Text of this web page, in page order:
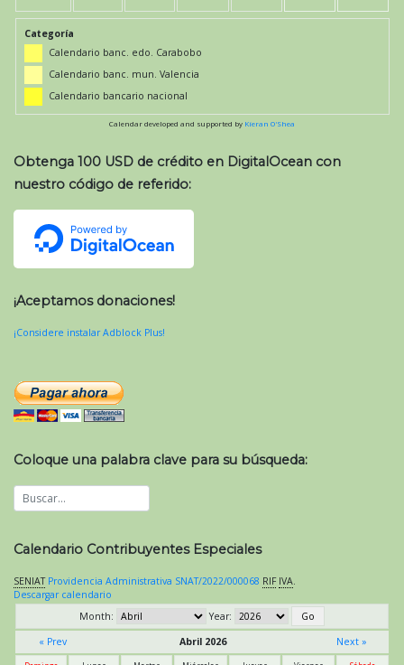
Categoría
Calendario banc. edo. Carabobo
Calendario banc. mun. Valencia
Calendario bancario nacional
Calendar developed and supported by Kieran O'Shea
Obtenga 100 USD de crédito en DigitalOcean con
nuestro código de referido:
¡Aceptamos donaciones!
¡Considere instalar Adblock Plus!
Coloque una palabra clave para su búsqueda:
Calendario Contribuyentes Especiales
SENIAT Providencia Administrativa SNAT/2022/000068 RIF IVA.
Descargar calendario
Month:
Year:
« Prev
Abril 2026 Next »